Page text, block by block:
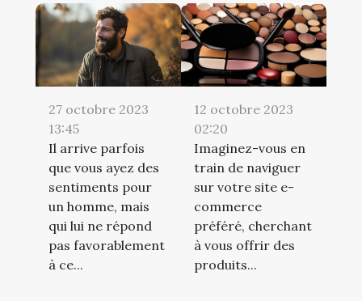
27 octobre 2023
13:45
Il arrive parfois
que vous ayez des
sentiments pour
un homme, mais
qui lui ne répond
pas favorablement
à ce...
12 octobre 2023
02:20
Imaginez-vous en
train de naviguer
sur votre site e-
commerce
préféré, cherchant
à vous offrir des
produits...